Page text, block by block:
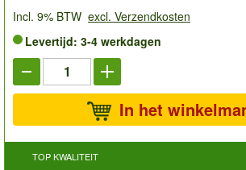
Incl. 9% BTW excl. Verzendkosten
Levertijd: 3-4 werkdagen
In het
TOP KWALITEIT